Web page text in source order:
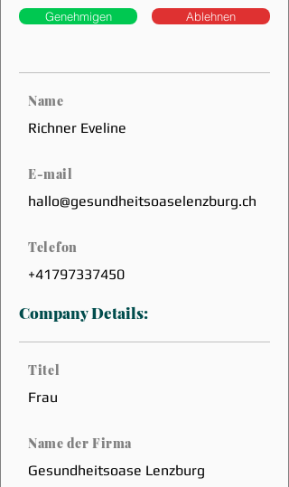
Genehmigen Ablehnen
Name
Richner Eveline
E-mail
hallo@gesundheitsoaselenzburg.ch
Telefon
+41797337450
Company Details:
Titel
Frau
Name der Firma
Gesundheitsoase Lenzburg